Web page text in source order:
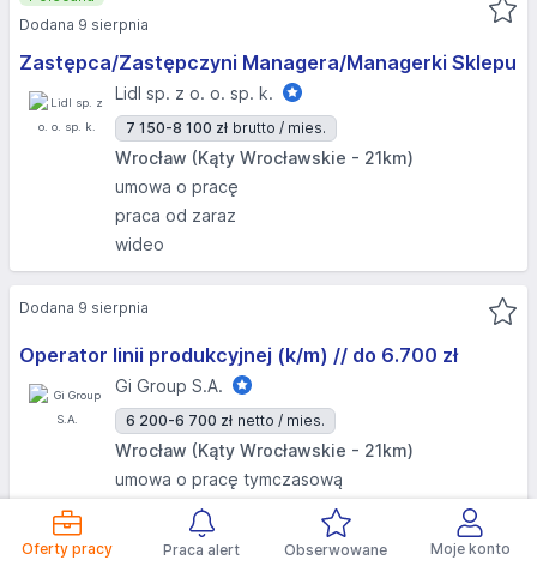
Oferty pracy Praca alert Obserwowane Moje konto
Zastępca/Zastępczyni Managera/Managerki Sklepu
Lidl sp. z o. o. sp. k.
7 150-8 100 zł brutto / mies.
Wrocław (Kąty Wrocławskie - 21km)
umowa o pracę
praca od zaraz
wideo
Dodana 9 sierpnia
Operator linii produkcyjnej (k/m) // do 6.700 zł
Gi Group S.A.
6 200-6 700 zł netto / mies.
Wrocław (Kąty Wrocławskie - 21km)
umowa o pracę tymczasową
praca od zaraz
bez doświadczenia
Dodana 9 sierpnia